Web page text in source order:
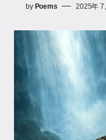
by Poems 2025年 7